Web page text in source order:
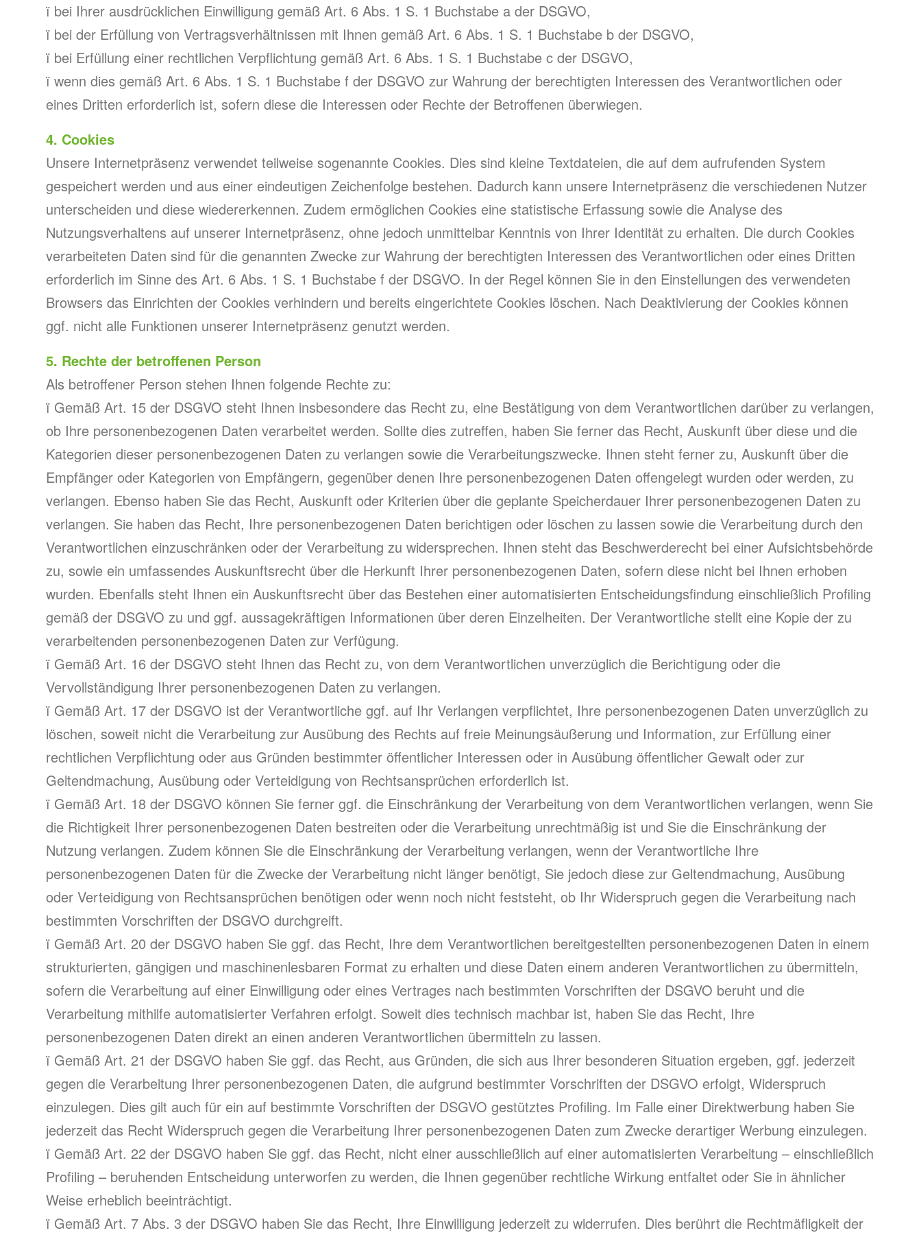
ï bei Ihrer ausdrücklichen Einwilligung gemäß Art. 6 Abs. 1 S. 1 Buchstabe a der DSGVO,
ï bei der Erfüllung von Vertragsverhältnissen mit Ihnen gemäß Art. 6 Abs. 1 S. 1 Buchstabe b der DSGVO,
ï bei Erfüllung einer rechtlichen Verpflichtung gemäß Art. 6 Abs. 1 S. 1 Buchstabe c der DSGVO,
ï wenn dies gemäß Art. 6 Abs. 1 S. 1 Buchstabe f der DSGVO zur Wahrung der berechtigten Interessen des Verantwortlichen oder
eines Dritten erforderlich ist, sofern diese die Interessen oder Rechte der Betroffenen überwiegen.
4. Cookies
Unsere Internetpräsenz verwendet teilweise sogenannte Cookies. Dies sind kleine Textdateien, die auf dem aufrufenden System
gespeichert werden und aus einer eindeutigen Zeichenfolge bestehen. Dadurch kann unsere Internetpräsenz die verschiedenen Nutzer
unterscheiden und diese wiedererkennen. Zudem ermöglichen Cookies eine statistische Erfassung sowie die Analyse des
Nutzungsverhaltens auf unserer Internetpräsenz, ohne jedoch unmittelbar Kenntnis von Ihrer Identität zu erhalten. Die durch Cookies
verarbeiteten Daten sind für die genannten Zwecke zur Wahrung der berechtigten Interessen des Verantwortlichen oder eines Dritten
erforderlich im Sinne des Art. 6 Abs. 1 S. 1 Buchstabe f der DSGVO. In der Regel können Sie in den Einstellungen des verwendeten
Browsers das Einrichten der Cookies verhindern und bereits eingerichtete Cookies löschen. Nach Deaktivierung der Cookies können
ggf. nicht alle Funktionen unserer Internetpräsenz genutzt werden.
5. Rechte der betroffenen Person
Als betroffener Person stehen Ihnen folgende Rechte zu:
ï Gemäß Art. 15 der DSGVO steht Ihnen insbesondere das Recht zu, eine Bestätigung von dem Verantwortlichen darüber zu verlangen,
ob Ihre personenbezogenen Daten verarbeitet werden. Sollte dies zutreffen, haben Sie ferner das Recht, Auskunft über diese und die
Kategorien dieser personenbezogenen Daten zu verlangen sowie die Verarbeitungszwecke. Ihnen steht ferner zu, Auskunft über die
Empfänger oder Kategorien von Empfängern, gegenüber denen Ihre personenbezogenen Daten offengelegt wurden oder werden, zu
verlangen. Ebenso haben Sie das Recht, Auskunft oder Kriterien über die geplante Speicherdauer Ihrer personenbezogenen Daten zu
verlangen. Sie haben das Recht, Ihre personenbezogenen Daten berichtigen oder löschen zu lassen sowie die Verarbeitung durch den
Verantwortlichen einzuschränken oder der Verarbeitung zu widersprechen. Ihnen steht das Beschwerderecht bei einer Aufsichtsbehörde
zu, sowie ein umfassendes Auskunftsrecht über die Herkunft Ihrer personenbezogenen Daten, sofern diese nicht bei Ihnen erhoben
wurden. Ebenfalls steht Ihnen ein Auskunftsrecht über das Bestehen einer automatisierten Entscheidungsfindung einschließlich Profiling
gemäß der DSGVO zu und ggf. aussagekräftigen Informationen über deren Einzelheiten. Der Verantwortliche stellt eine Kopie der zu
verarbeitenden personenbezogenen Daten zur Verfügung.
ï Gemäß Art. 16 der DSGVO steht Ihnen das Recht zu, von dem Verantwortlichen unverzüglich die Berichtigung oder die
Vervollständigung Ihrer personenbezogenen Daten zu verlangen.
ï Gemäß Art. 17 der DSGVO ist der Verantwortliche ggf. auf Ihr Verlangen verpflichtet, Ihre personenbezogenen Daten unverzüglich zu
löschen, soweit nicht die Verarbeitung zur Ausübung des Rechts auf freie Meinungsäußerung und Information, zur Erfüllung einer
rechtlichen Verpflichtung oder aus Gründen bestimmter öffentlicher Interessen oder in Ausübung öffentlicher Gewalt oder zur
Geltendmachung, Ausübung oder Verteidigung von Rechtsansprüchen erforderlich ist.
ï Gemäß Art. 18 der DSGVO können Sie ferner ggf. die Einschränkung der Verarbeitung von dem Verantwortlichen verlangen, wenn Sie
die Richtigkeit Ihrer personenbezogenen Daten bestreiten oder die Verarbeitung unrechtmäßig ist und Sie die Einschränkung der
Nutzung verlangen. Zudem können Sie die Einschränkung der Verarbeitung verlangen, wenn der Verantwortliche Ihre
personenbezogenen Daten für die Zwecke der Verarbeitung nicht länger benötigt, Sie jedoch diese zur Geltendmachung, Ausübung
oder Verteidigung von Rechtsansprüchen benötigen oder wenn noch nicht feststeht, ob Ihr Widerspruch gegen die Verarbeitung nach
bestimmten Vorschriften der DSGVO durchgreift.
ï Gemäß Art. 20 der DSGVO haben Sie ggf. das Recht, Ihre dem Verantwortlichen bereitgestellten personenbezogenen Daten in einem
strukturierten, gängigen und maschinenlesbaren Format zu erhalten und diese Daten einem anderen Verantwortlichen zu übermitteln,
sofern die Verarbeitung auf einer Einwilligung oder eines Vertrages nach bestimmten Vorschriften der DSGVO beruht und die
Verarbeitung mithilfe automatisierter Verfahren erfolgt. Soweit dies technisch machbar ist, haben Sie das Recht, Ihre
personenbezogenen Daten direkt an einen anderen Verantwortlichen übermitteln zu lassen.
ï Gemäß Art. 21 der DSGVO haben Sie ggf. das Recht, aus Gründen, die sich aus Ihrer besonderen Situation ergeben, ggf. jederzeit
gegen die Verarbeitung Ihrer personenbezogenen Daten, die aufgrund bestimmter Vorschriften der DSGVO erfolgt, Widerspruch
einzulegen. Dies gilt auch für ein auf bestimmte Vorschriften der DSGVO gestütztes Profiling. Im Falle einer Direktwerbung haben Sie
jederzeit das Recht Widerspruch gegen die Verarbeitung Ihrer personenbezogenen Daten zum Zwecke derartiger Werbung einzulegen.
ï Gemäß Art. 22 der DSGVO haben Sie ggf. das Recht, nicht einer ausschließlich auf einer automatisierten Verarbeitung – einschließlich
Profiling – beruhenden Entscheidung unterworfen zu werden, die Ihnen gegenüber rechtliche Wirkung entfaltet oder Sie in ähnlicher
Weise erheblich beeinträchtigt.
ï Gemäß Art. 7 Abs. 3 der DSGVO haben Sie das Recht, Ihre Einwilligung jederzeit zu widerrufen. Dies berührt die Rechtmäﬂigkeit der